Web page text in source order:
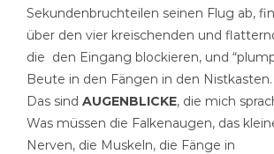
Sekundenbruchteilen seinen Flug ab,
über den vier kreischenden und
die den Eingang blockieren, und
Beute in den Fängen in den Nistkasten.
Das sind AUGENBLICKE, die mich
Was müssen die Falkenaugen, das
Nerven, die Muskeln, die Fänge in